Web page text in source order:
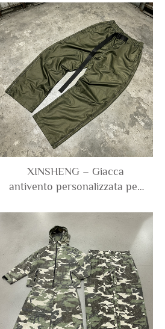
streetwear personalizzato, in
cotone pesante con effetto
acid wash, effetto usato, con
strass e pietre preziose
XINSHENG – Giacca
antivento personalizzata per
laterale completa, in
poliestere, pantaloni tecnici
da tuta con tasche cargo, in
nylon, taglio dritto